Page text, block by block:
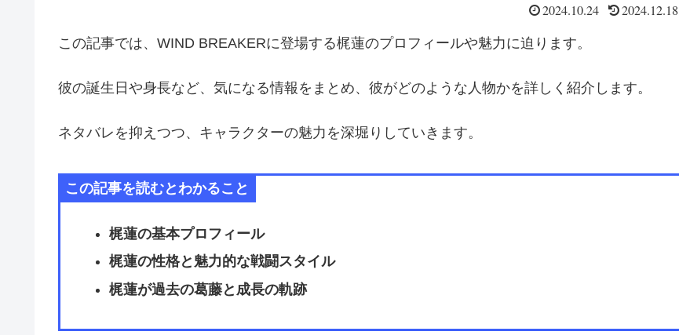
2024.10.24 2024.12.18
この記事では、WIND BREAKERに登場する梶蓮のプロフィールや魅力に迫ります。
彼の誕生日や身長など、気になる情報をまとめ、彼がどのような人物かを詳しく紹介します。
ネタバレを抑えつつ、キャラクターの魅力を深堀りしていきます。
この記事を読むとわかること
梶蓮の基本プロフィール
梶蓮の性格と魅力的な戦闘スタイル
梶蓮が過去の葛藤と成長の軌跡